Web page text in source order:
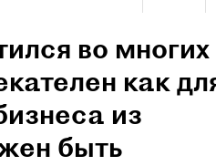
во многих
как
из
быть